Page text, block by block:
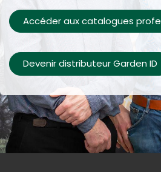
Accéder aux catalogues
Devenir distributeur Garden ID